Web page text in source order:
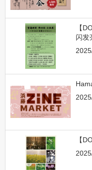
【
闪发
【